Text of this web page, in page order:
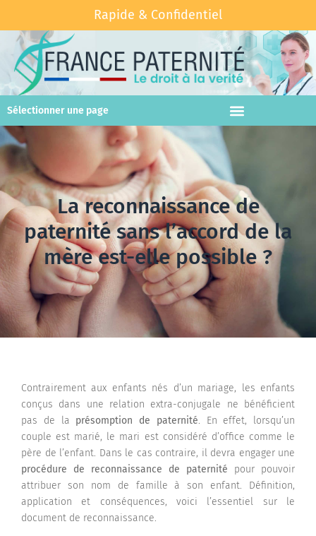
Rapide & Confidentiel
Sélectionner une page
La reconnaissance de
paternité sans l’accord de la
mère est-elle possible ?
Contrairement aux enfants nés d’un mariage, les enfants
conçus dans une relation extra-conjugale ne bénéficient
pas de la présomption de paternité. En effet, lorsqu’un
couple est marié, le mari est considéré d’office comme le
père de l’enfant. Dans le cas contraire, il devra engager une
procédure de reconnaissance de paternité pour pouvoir
attribuer son nom de famille à son enfant. Définition,
application et conséquences, voici l’essentiel sur le
document de reconnaissance.